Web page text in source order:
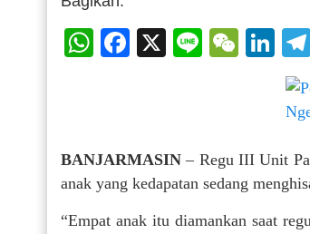
WhatsApp
Facebook
X Line
BANJARMASIN – Regu III Unit
anak yang kedapatan sedang
“Empat anak itu diamankan saat